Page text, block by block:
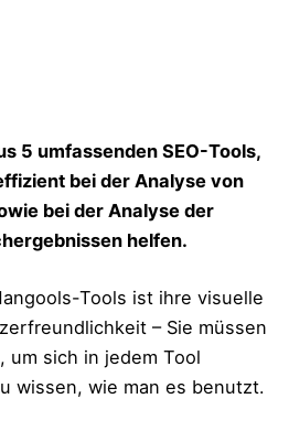
5 umfassenden SEO-Tools,
bei der Analyse von
bei der Analyse der
helfen.
Tools ist ihre visuelle
– Sie müssen
um sich in jedem Tool
wissen, wie man es benutzt.